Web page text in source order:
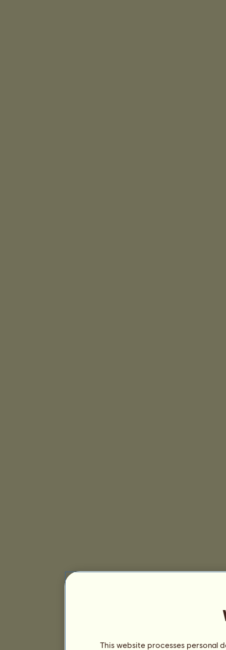
This website processes personal